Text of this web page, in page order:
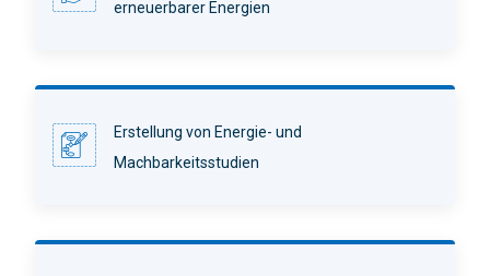
erneuerbarer Energien
Erstellung von Energie- und
Machbarkeitsstudien